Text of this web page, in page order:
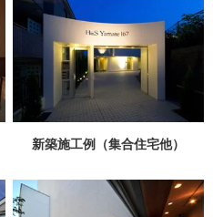
新築施工例（集合住宅他）